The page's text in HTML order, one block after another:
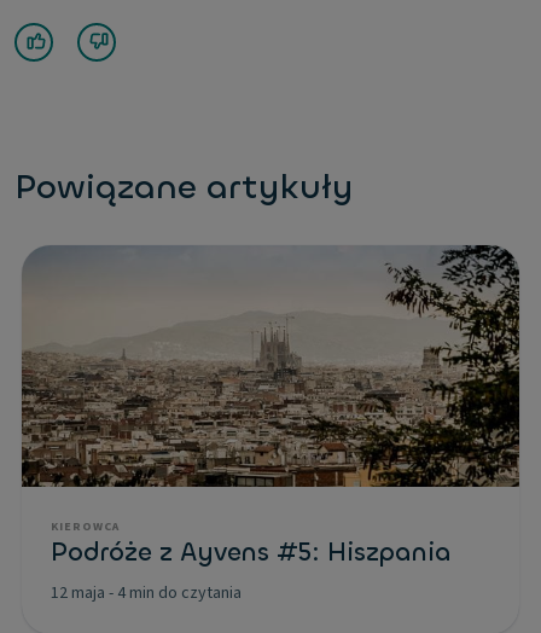
Powiązane artykuły
KIEROWCA
Podróże z Ayvens #5: Hiszpania
12 maja - 4 min do czytania